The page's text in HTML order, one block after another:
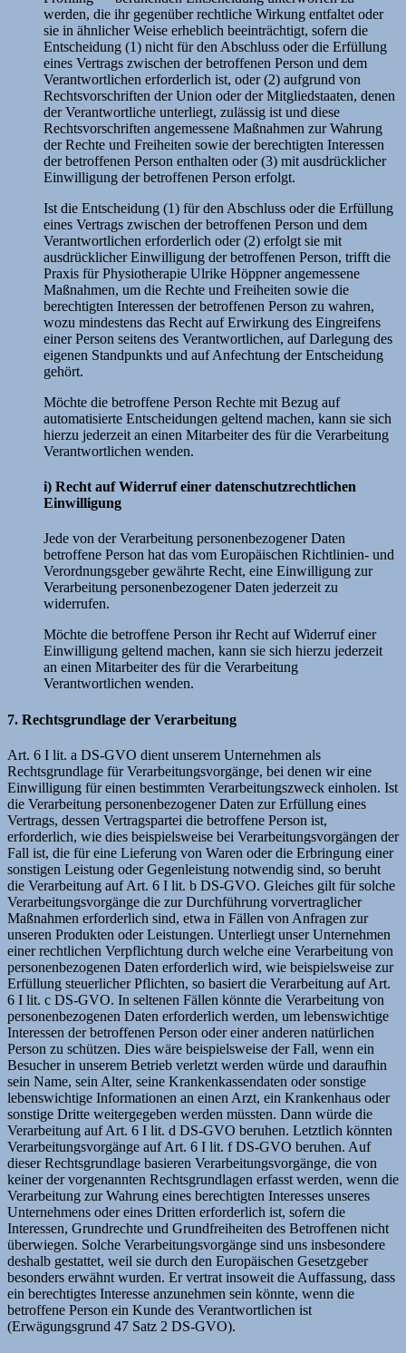
werden, die ihr gegenüber rechtliche Wirkung entfaltet oder
sie in ähnlicher Weise erheblich beeinträchtigt, sofern die
Entscheidung (1) nicht für den Abschluss oder die Erfüllung
eines Vertrags zwischen der betroffenen Person und dem
Verantwortlichen erforderlich ist, oder (2) aufgrund von
Rechtsvorschriften der Union oder der Mitgliedstaaten, denen
der Verantwortliche unterliegt, zulässig ist und diese
Rechtsvorschriften angemessene Maßnahmen zur Wahrung
der Rechte und Freiheiten sowie der berechtigten Interessen
der betroffenen Person enthalten oder (3) mit ausdrücklicher
Einwilligung der betroffenen Person erfolgt.
Ist die Entscheidung (1) für den Abschluss oder die Erfüllung
eines Vertrags zwischen der betroffenen Person und dem
Verantwortlichen erforderlich oder (2) erfolgt sie mit
ausdrücklicher Einwilligung der betroffenen Person, trifft die
Praxis für Physiotherapie Ulrike Höppner angemessene
Maßnahmen, um die Rechte und Freiheiten sowie die
berechtigten Interessen der betroffenen Person zu wahren,
wozu mindestens das Recht auf Erwirkung des Eingreifens
einer Person seitens des Verantwortlichen, auf Darlegung des
eigenen Standpunkts und auf Anfechtung der Entscheidung
gehört.
Möchte die betroffene Person Rechte mit Bezug auf
automatisierte Entscheidungen geltend machen, kann sie sich
hierzu jederzeit an einen Mitarbeiter des für die Verarbeitung
Verantwortlichen wenden.
i) Recht auf Widerruf einer datenschutzrechtlichen
Einwilligung
Jede von der Verarbeitung personenbezogener Daten
betroffene Person hat das vom Europäischen Richtlinien- und
Verordnungsgeber gewährte Recht, eine Einwilligung zur
Verarbeitung personenbezogener Daten jederzeit zu
widerrufen.
Möchte die betroffene Person ihr Recht auf Widerruf einer
Einwilligung geltend machen, kann sie sich hierzu jederzeit
an einen Mitarbeiter des für die Verarbeitung
Verantwortlichen wenden.
7. Rechtsgrundlage der Verarbeitung
Art. 6 I lit. a DS-GVO dient unserem Unternehmen als
Rechtsgrundlage für Verarbeitungsvorgänge, bei denen wir eine
Einwilligung für einen bestimmten Verarbeitungszweck einholen. Ist
die Verarbeitung personenbezogener Daten zur Erfüllung eines
Vertrags, dessen Vertragspartei die betroffene Person ist,
erforderlich, wie dies beispielsweise bei Verarbeitungsvorgängen der
Fall ist, die für eine Lieferung von Waren oder die Erbringung einer
sonstigen Leistung oder Gegenleistung notwendig sind, so beruht
die Verarbeitung auf Art. 6 I lit. b DS-GVO. Gleiches gilt für solche
Verarbeitungsvorgänge die zur Durchführung vorvertraglicher
Maßnahmen erforderlich sind, etwa in Fällen von Anfragen zur
unseren Produkten oder Leistungen. Unterliegt unser Unternehmen
einer rechtlichen Verpflichtung durch welche eine Verarbeitung von
personenbezogenen Daten erforderlich wird, wie beispielsweise zur
Erfüllung steuerlicher Pflichten, so basiert die Verarbeitung auf Art.
6 I lit. c DS-GVO. In seltenen Fällen könnte die Verarbeitung von
personenbezogenen Daten erforderlich werden, um lebenswichtige
Interessen der betroffenen Person oder einer anderen natürlichen
Person zu schützen. Dies wäre beispielsweise der Fall, wenn ein
Besucher in unserem Betrieb verletzt werden würde und daraufhin
sein Name, sein Alter, seine Krankenkassendaten oder sonstige
lebenswichtige Informationen an einen Arzt, ein Krankenhaus oder
sonstige Dritte weitergegeben werden müssten. Dann würde die
Verarbeitung auf Art. 6 I lit. d DS-GVO beruhen. Letztlich könnten
Verarbeitungsvorgänge auf Art. 6 I lit. f DS-GVO beruhen. Auf
dieser Rechtsgrundlage basieren Verarbeitungsvorgänge, die von
keiner der vorgenannten Rechtsgrundlagen erfasst werden, wenn die
Verarbeitung zur Wahrung eines berechtigten Interesses unseres
Unternehmens oder eines Dritten erforderlich ist, sofern die
Interessen, Grundrechte und Grundfreiheiten des Betroffenen nicht
überwiegen. Solche Verarbeitungsvorgänge sind uns insbesondere
deshalb gestattet, weil sie durch den Europäischen Gesetzgeber
besonders erwähnt wurden. Er vertrat insoweit die Auffassung, dass
ein berechtigtes Interesse anzunehmen sein könnte, wenn die
betroffene Person ein Kunde des Verantwortlichen ist
(Erwägungsgrund 47 Satz 2 DS-GVO).